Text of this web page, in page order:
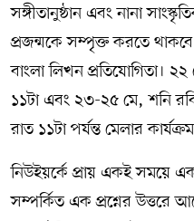
সঙ্গীতানুষ্ঠান এবং নানা
প্রজন্মকে সম্পৃক্ত করতে
বাংলা লিখন প্রতিযোগিতা।
১১টা এবং ২৩-২৫ মে, শনি
রাত ১১টা পর্যন্ত মেলার
নিউইয়র্কে প্রায় একই সময়ে
সম্পর্কিত এক প্রশ্নের উত্তরে